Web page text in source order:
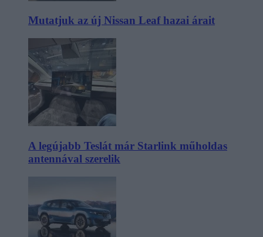
Mutatjuk az új Nissan Leaf hazai árait
A legújabb Teslát már Starlink műholdas
antennával szerelik